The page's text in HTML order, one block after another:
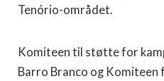
Tenório-området.
Komiteen til støtte for
Barro Branco og